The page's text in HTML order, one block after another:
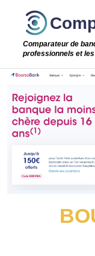
Passer
étapeComparateur de
professionnels et